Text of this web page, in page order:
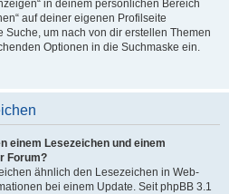
in deinem persönlichen Bereich
auf deiner eigenen Profilseite
um nach von dir erstellen Themen
Optionen in die Suchmaske ein.
einem Lesezeichen und einem
Forum?
ähnlich den Lesezeichen in Web-
bei einem Update. Seit phpBB 3.1